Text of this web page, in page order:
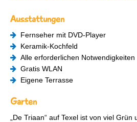
Ausstattungen
Fernseher mit DVD-Player
Keramik-Kochfeld
Alle erforderlichen Notwendigkeiten
Gratis WLAN
Eigene Terrasse
Garten
„De Triaan“ auf Texel ist von viel Grün